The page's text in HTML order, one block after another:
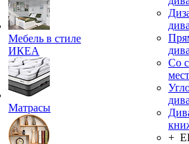
Мебель в стиле
ИКЕА
Матрасы
Со
+